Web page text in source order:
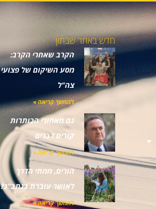
חדש באתר שבתון
הקרב שאחרי הקרב:
מסע השיקום של פצועי
צה"ל
להמשך קריאה »
גם מאחורי הכותרות
קורים דברים
להמשך קריאה »
הורים, ממתי הדרך
לאושר עוברת בנתב"ג?
להמשך קריאה »